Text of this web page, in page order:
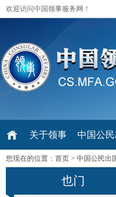
欢迎访问中国领事服务网！
关于领事 中国公民
您现在的位置： 首页 > 中国公民出
也门